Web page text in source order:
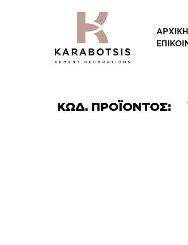
ΑΡΧΙΚΗ
ΚΩΔ. ΠΡΟΪΟΝΤΟΣ: